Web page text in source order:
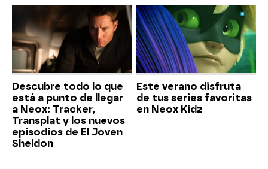
Descubre todo lo que
está a punto de llegar
a Neox: Tracker,
Transplat y los nuevos
episodios de El Joven
Sheldon
Este verano disfruta
de tus series favoritas
en Neox Kidz